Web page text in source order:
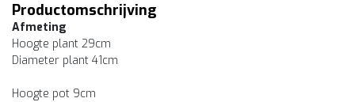
Productomschrijving
Afmeting
Hoogte plant 29cm
Diameter plant 41cm
Hoogte pot 9cm